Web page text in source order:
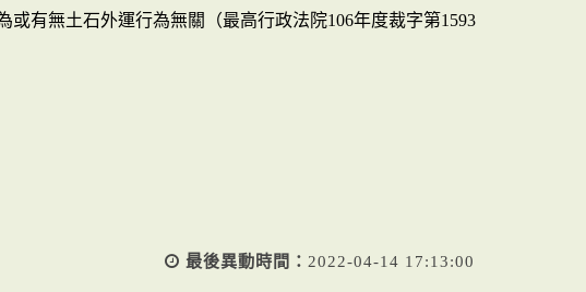
有無土石外運行為無關（最高行政法院106年度裁字第1593
最後異動時間： 2022-04-14 17:13:00